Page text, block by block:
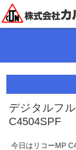
デジタルフ
C4504SPF
今日はリコー